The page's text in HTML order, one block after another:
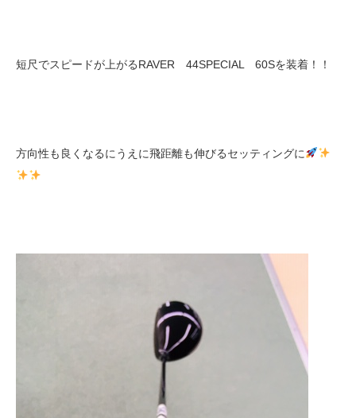
短尺でスピードが上がるRAVER 44SPECIAL 60Sを装着！！
方向性も良くなるにうえに飛距離も伸びるセッティングに